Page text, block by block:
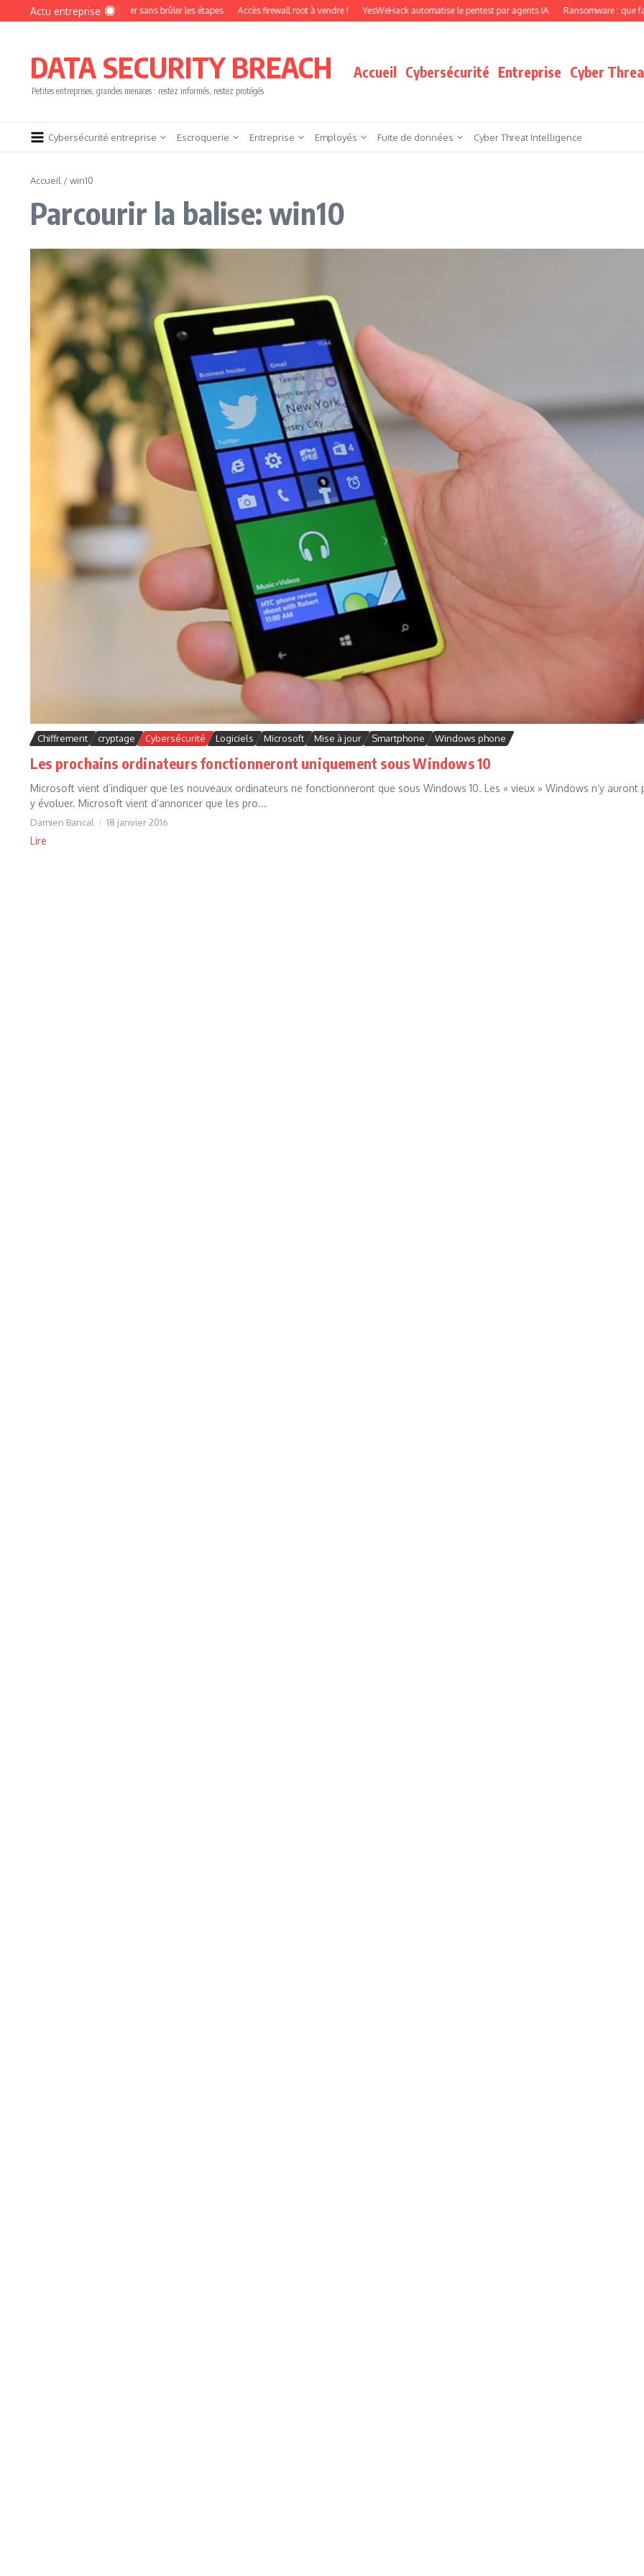
Aller au contenu
Actu entreprise
devenir pentester sans brûler les étapes Accès firewall root à vendre ! YesWeHack automatise le pentest par agents IA Ransomware : que faire
DATA SECURITY BREACH
Petites entreprises, grandes menaces : restez informés, restez protégés
Accueil Cybersécurité Entreprise Cyber
Cybersécurité entreprise Escroquerie Entreprise Employés Fuite de données Cyber Threat Intelligence
Accueil /win10
Parcourir la balise: win10
Chiffrement cryptage Cybersécurité Logiciels Microsoft Mise à jour Smartphone Windows phone
Les prochains ordinateurs fonctionneront uniquement sous Windows 10
Microsoft vient d’indiquer que les nouveaux ordinateurs ne fonctionneront que sous Windows 10. Les « vieux » Windows n’y auront
y évoluer. Microsoft vient d’annoncer que les pro...
Damien Bancal 18 janvier 2016
Lire